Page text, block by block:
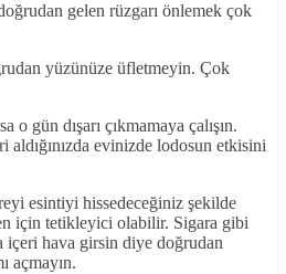
gelen rüzgarı önlemek çok
yüzünüze üfletmeyin. Çok
gün dışarı çıkmamaya çalışın.
aldığınızda evinizde lodosun etkisini
esintiyi hissedeceğiniz şekilde
için tetikleyici olabilir. Sigara gibi
içeri hava girsin diye doğrudan
açmayın.